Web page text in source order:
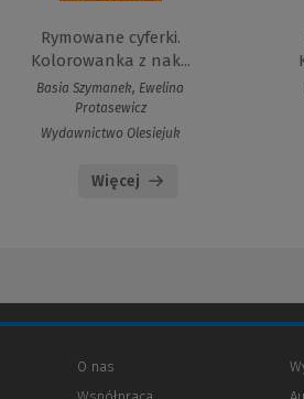
Rymowane cyferki.
Kolorowanka z nak...
Basia Szymanek, Ewelina
Protasewicz
Wydawnictwo Olesiejuk
Więcej
O nas